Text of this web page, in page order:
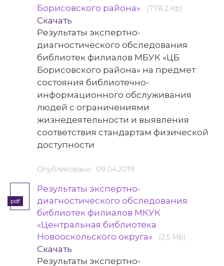
Борисовского района»
(778.2 Kb)
Скачать
Результаты экспертно-
диагностического обследования
библиотек филиалов МБУК «ЦБ
Борисовского района» на предмет
состояния библиотечно-
информационного обслуживания
людей с ограничениями
жизнедеятельности и выявления
соответствия стандартам физической
доступности
Опубликовано: 09.04.2019
pdf
Результаты экспертно-
диагностического обследования
библиотек филиалов МКУК
«Центральная библиотека
Новооскольского округа»
(2.5 Mb)
Скачать
Результаты экспертно-